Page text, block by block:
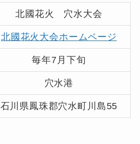
北國花火 穴水大会
北國花火大会ホームページ
毎年7月下旬
穴水港
石川県鳳珠郡穴水町川島55